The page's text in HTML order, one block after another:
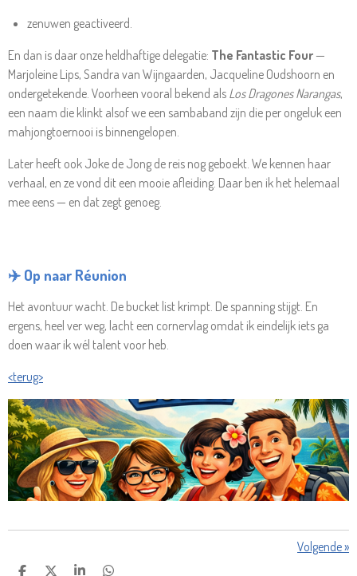
zenuwen geactiveerd.
En dan is daar onze heldhaftige delegatie: The Fantastic Four—
Marjoleine Lips, Sandra van Wijngaarden, Jacqueline Oudshoorn en
ondergetekende. Voorheen vooral bekend als Los Dragones Narangas,
een naam die klinkt alsof we een sambaband zijn die per ongeluk een
mahjongtoernooi is binnengelopen.
Later heeft ook Joke de Jong de reis nog geboekt. We kennen haar
verhaal, en ze vond dit een mooie afleiding. Daar ben ik het helemaal
mee eens — en dat zegt genoeg.
✈️ Op naar Réunion
Het avontuur wacht. De bucket list krimpt. De spanning stijgt. En
ergens, heel ver weg, lacht een cornervlag omdat ik eindelijk iets ga
doen waar ik wél talent voor heb.
<terug>
Volgende»